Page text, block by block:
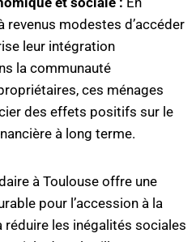
revenus modestes d’accéder
leur intégration
la communauté
ces ménages
des effets positifs sur le
à long terme.
à Toulouse offre une
pour l’accession à la
les inégalités sociales